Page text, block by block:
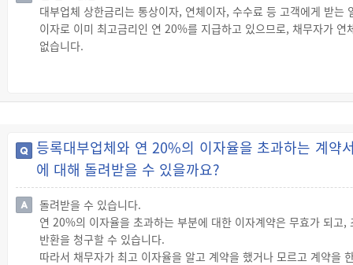
대부업체 상한금리는 통상이자, 연체이자, 수수료 등 고객에게 받
이자로 이미 최고금리인 연 20%를 지급하고 있으므로, 채무자가
없습니다.
등록대부업체와 연 20%의 이자율을 초과하는 계
에 대해 돌려받을 수 있을까요?
돌려받을 수 있습니다.
연 20%의 이자율을 초과하는 부분에 대한 이자계약은 무효가 되
반환을 청구할 수 있습니다.
따라서 채무자가 최고 이자율을 알고 계약을 했거나 모르고 계약을